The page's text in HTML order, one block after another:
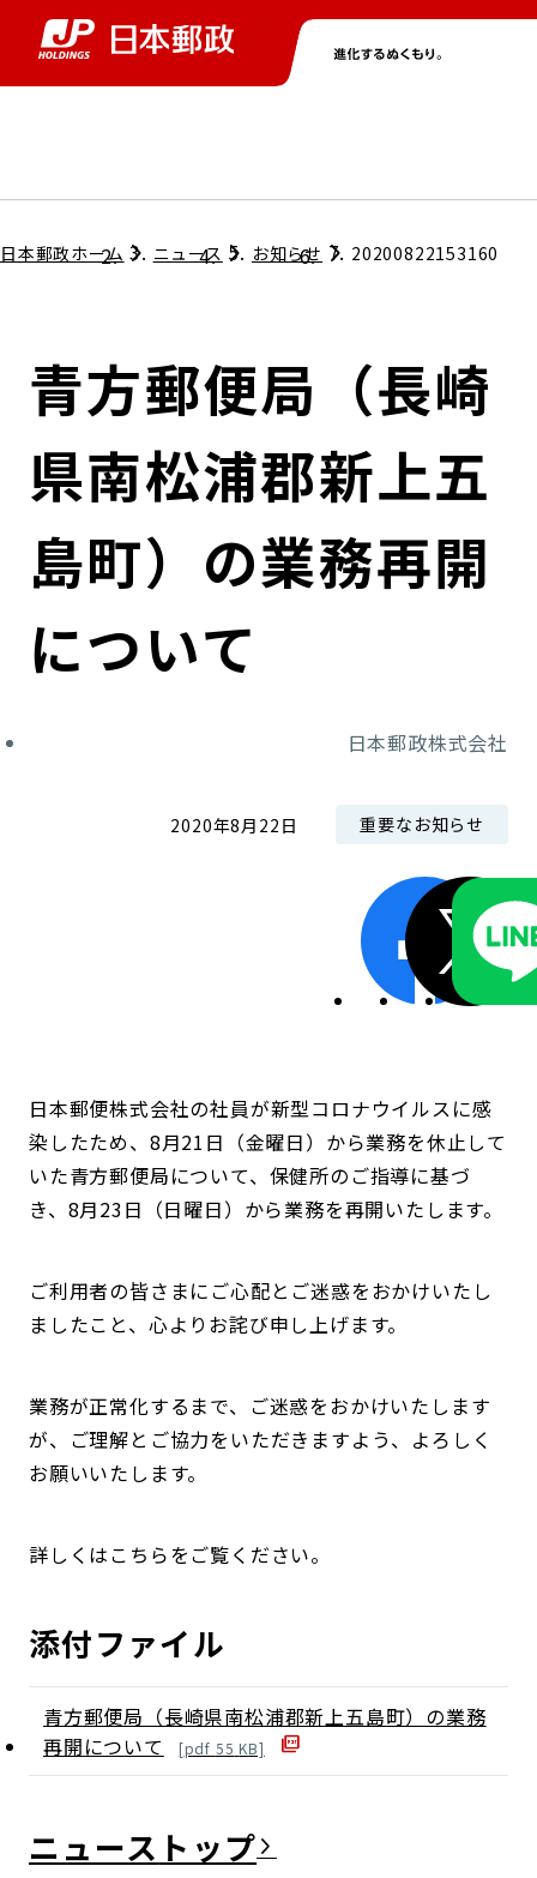
グループ情報トップ
コンプライアンス
ガバナンス
コンダクト向上の取組み
ローカル共創イニシアティブ
株主・投資家情報トップ
個人投資家のみなさまへ
株式情報
財務情報・IR資料
IRニュース
ニューストップ
サステナビリティトップ
担当役員メッセージ
サステナビリティマネジメント
持続可能な金融のフレームワーク
環境
採用情報トップ
日本郵政ホーム ニュース お知らせ 20200822153160
青方郵便局（長崎
県南松浦郡新上五
島町）の業務再開
について
日本郵政株式会社
2020年8月22日 重要なお知らせ
日本郵便株式会社の社員が新型コロナウイルスに感
染したため、8月21日（金曜日）から業務を休止して
いた青方郵便局について、保健所のご指導に基づ
き、8月23日（日曜日）から業務を再開いたします。
ご利用者の皆さまにご心配とご迷惑をおかけいたし
ましたこと、心よりお詫び申し上げます。
業務が正常化するまで、ご迷惑をおかけいたします
が、ご理解とご協力をいただきますよう、よろしく
お願いいたします。
詳しくはこちらをご覧ください。
添付ファイル
青方郵便局（長崎県南松浦郡新上五島町）の業務
再開について
[pdf 55 KB]
ニュース